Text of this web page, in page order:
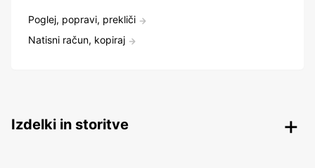
Poglej, popravi, prekliči
Natisni račun, kopiraj
Izdelki in storitve